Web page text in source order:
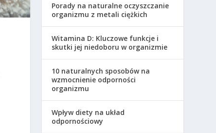
Porady na naturalne oczyszczanie
organizmu z metali ciężkich
Witamina D: Kluczowe funkcje i
skutki jej niedoboru w organizmie
10 naturalnych sposobów na
wzmocnienie odporności
organizmu
Wpływ diety na układ
odpornościowy